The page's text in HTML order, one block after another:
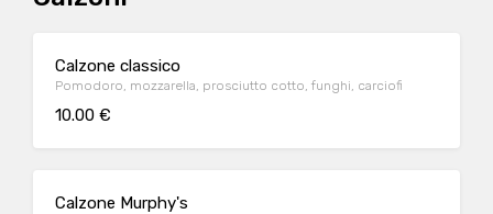
Calzone classico
Pomodoro, mozzarella, prosciutto cotto, funghi, carciofi
10.00 €
Calzone Murphy's